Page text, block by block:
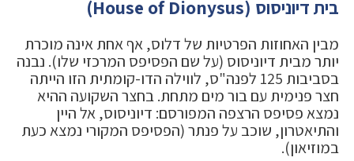
בית דיוניסוס (House of Dionysus)
מבין האחוזות הפרטיות של דלוס, אף אחת אינה מוכרת
יותר מבית דיוניסוס (על שם הפסיפס המרכזי שלו). נבנה
בסביבות 125 לפנה"ס, לווילה הדו-קומתית הזו הייתה
חצר פנימית עם בור מים מתחת. בחצר השקועה ההיא
נמצא פסיפס הרצפה המפורסם: דיוניסוס, אל היין
והתיאטרון, שוכב על פנתר (הפסיפס המקורי נמצא כעת
במוזיאון).